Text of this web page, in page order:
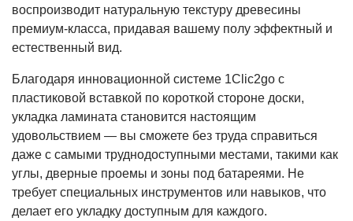
воспроизводит натуральную текстуру древесины
премиум-класса, придавая вашему полу эффектный и
естественный вид.
Благодаря инновационной системе 1Clic2go с
пластиковой вставкой по короткой стороне доски,
укладка ламината становится настоящим
удовольствием — вы сможете без труда справиться
даже с самыми труднодоступными местами, такими как
углы, дверные проемы и зоны под батареями. Не
требует специальных инструментов или навыков, что
делает его укладку доступным для каждого.